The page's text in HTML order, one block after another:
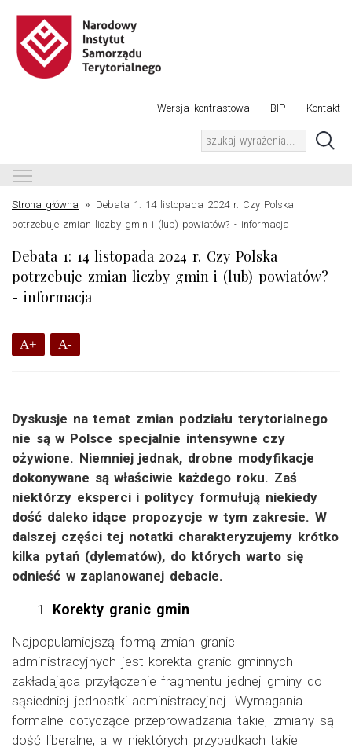
Wersja kontrastowa BIP Kontakt
Strona główna » Debata 1: 14 listopada 2024 r. Czy Polska
potrzebuje zmian liczby gmin i (lub) powiatów? - informacja
Debata 1: 14 listopada 2024 r. Czy Polska
potrzebuje zmian liczby gmin i (lub) powiatów?
- informacja
A+ A-
Dyskusje na temat zmian podziału terytorialnego
nie są w Polsce specjalnie intensywne czy
ożywione. Niemniej jednak, drobne modyfikacje
dokonywane są właściwie każdego roku. Zaś
niektórzy eksperci i politycy formułują niekiedy
dość daleko idące propozycje w tym zakresie. W
dalszej części tej notatki charakteryzujemy krótko
kilka pytań (dylematów), do których warto się
odnieść w zaplanowanej debacie.
Korekty granic gmin
Najpopularniejszą formą zmian granic
administracyjnych jest korekta granic gminnych
zakładająca przyłączenie fragmentu jednej gminy do
sąsiedniej jednostki administracyjnej. Wymagania
formalne dotyczące przeprowadzania takiej zmiany są
dość liberalne, a w niektórych przypadkach takie